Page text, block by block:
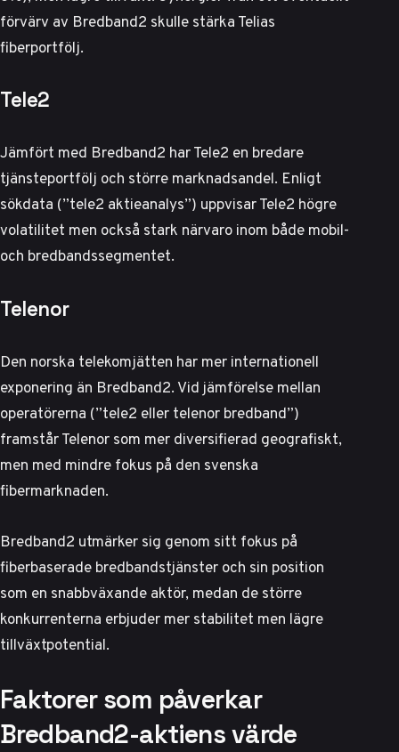
förvärv av Bredband2 skulle stärka Telias
fiberportfölj.
Tele2
Jämfört med Bredband2 harTele2 en bredare
tjänsteportfölj och större marknadsandel. Enligt
sökdata (”tele2 aktieanalys”) uppvisar Tele2 högre
volatilitet men också stark närvaro inom både mobil-
och bredbandssegmentet.
Telenor
Den norska telekomjätten har mer internationell
exponering än Bredband2. Vid jämförelse mellan
operatörerna (”tele2 eller telenor bredband”)
framstår Telenor som mer diversifierad geografiskt,
men med mindre fokus på den svenska
fibermarknaden.
Bredband2 utmärker sig genom sitt fokus på
fiberbaserade bredbandstjänster och sin position
som en snabbväxande aktör, medan de större
konkurrenterna erbjuder mer stabilitet men lägre
tillväxtpotential.
Faktorer som påverkar
Bredband2-aktiens värde